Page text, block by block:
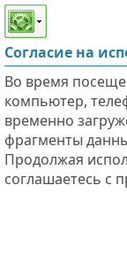
Этот сайт
слабовидящих
Согласие на
Во время
компьютер,
временно
фрагменты
Продолжая
соглашаетесь с